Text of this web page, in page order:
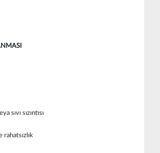
sıvı sızıntısı
rahatsızlık